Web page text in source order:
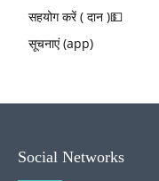
सहयोग करें ( दान )💵
सूचनाएं (app)
Social Networks